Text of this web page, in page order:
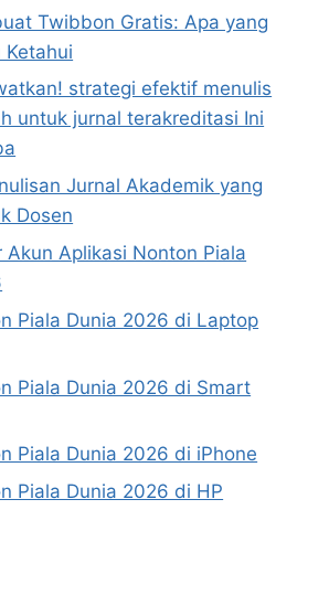
Twibbon Gratis: Apa yang
Ketahui
strategi efektif menulis
untuk jurnal terakreditasi Ini
Jurnal Akademik yang
Dosen
Akun Aplikasi Nonton Piala
Piala Dunia 2026 di Laptop
Piala Dunia 2026 di Smart
Piala Dunia 2026 di iPhone
Piala Dunia 2026 di HP